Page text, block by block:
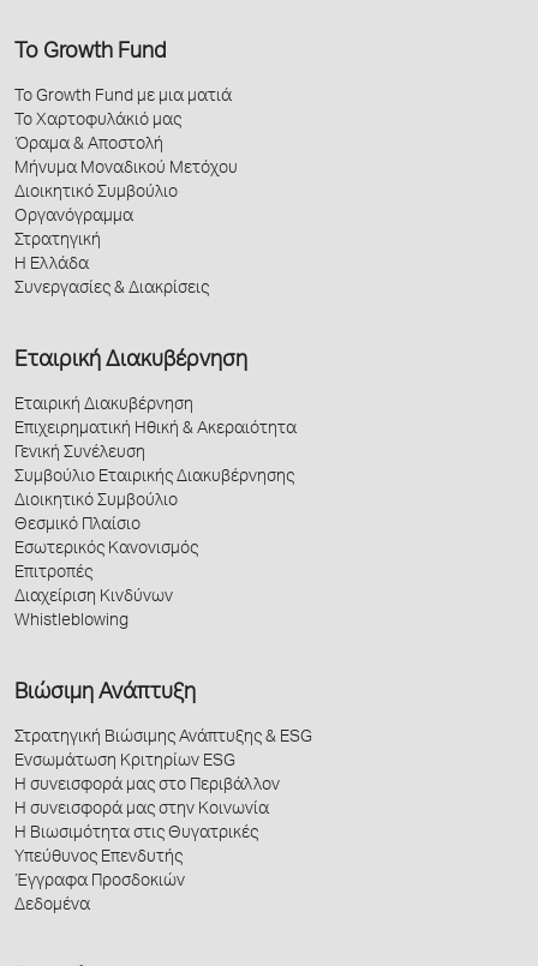
Το Growth Fund
Το Growth Fund με μια ματιά
Το Χαρτοφυλάκιό μας
Όραμα & Αποστολή
Μήνυμα Μοναδικού Μετόχου
Διοικητικό Συμβούλιο
Οργανόγραμμα
Στρατηγική
Η Ελλάδα
Συνεργασίες & Διακρίσεις
Εταιρική Διακυβέρνηση
Εταιρική Διακυβέρνηση
Επιχειρηματική Ηθική & Ακεραιότητα
Γενική Συνέλευση
Συμβούλιο Εταιρικής Διακυβέρνησης
Διοικητικό Συμβούλιο
Θεσμικό Πλαίσιο
Εσωτερικός Κανονισμός
Επιτροπές
Διαχείριση Κινδύνων
Whistleblowing
Βιώσιμη Ανάπτυξη
Στρατηγική Βιώσιμης Ανάπτυξης & ESG
Ενσωμάτωση Κριτηρίων ESG
Η συνεισφορά μας στο Περιβάλλον
Η συνεισφορά μας στην Κοινωνία
Η Βιωσιμότητα στις Θυγατρικές
Υπεύθυνος Επενδυτής
Έγγραφα Προσδοκιών
Δεδομένα